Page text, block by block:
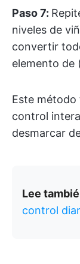
Paso 7:
niveles de
convertir
elemento de
Este método
control
desmarcar
Lee
control